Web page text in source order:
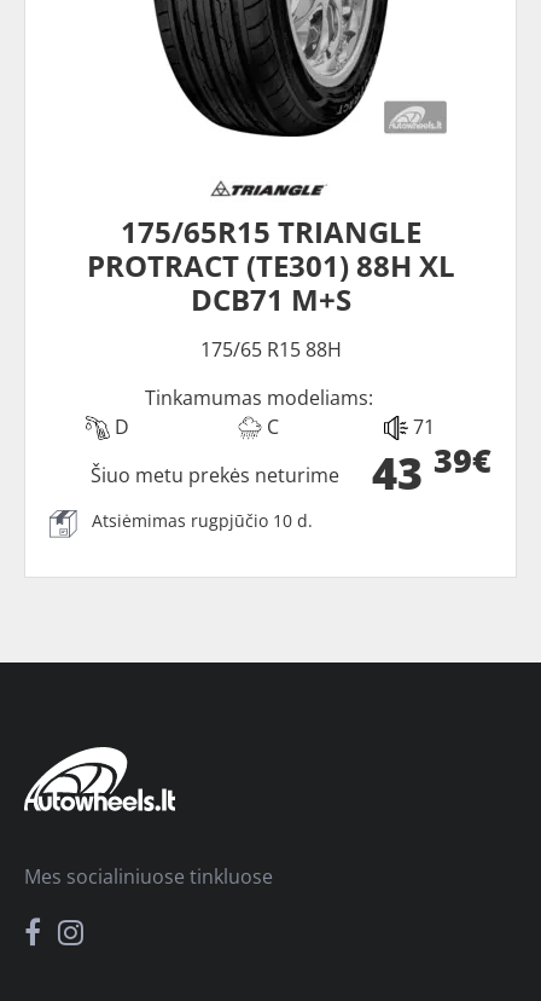
175/65R15 TRIANGLE
PROTRACT (TE301) 88H XL
DCB71 M+S
175/65 R15 88H
Tinkamumas modeliams:
D
C 71
43 39€
Šiuo metu prekės neturime
Atsiėmimas rugpjūčio 10 d.
Mes socialiniuose tinkluose